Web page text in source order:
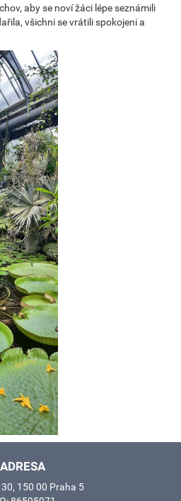
aby se noví žáci lépe seznámili
všichni se vrátili spokojeni a
ADRESA
150 00 Praha 5